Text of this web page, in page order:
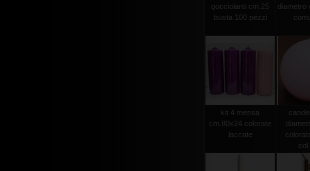
gocciolanti cm.25
busta 100 pezzi
diametro
kit 4 mensa
cm.80x24 colorate
laccate